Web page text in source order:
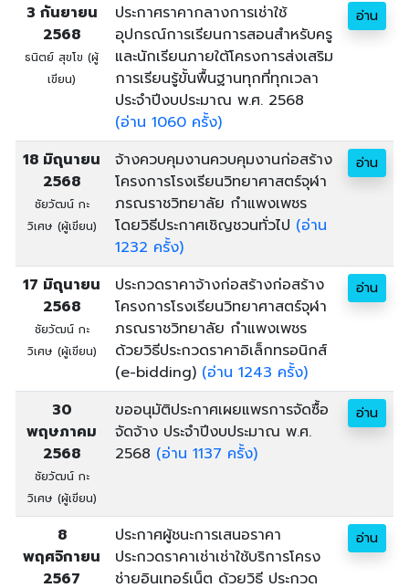
3 กันยายน
2568
ธนิตย์ สุขโข (ผู้
เขียน)
ประกาศราคากลางการเช่าใช้
อุปกรณ์การเรียนการสอนสำหรับครู
และนักเรียนภายใต้โครงการส่งเสริม
การเรียนรู้ขั้นพื้นฐานทุกที่ทุกเวลา
ประจำปีงบประมาณ พ.ศ. 2568
(อ่าน 1060 ครั้ง)
อ่าน
18 มิถุนายน
2568
ชัยวัฒน์ กะ
วิเศษ (ผู้เขียน)
จ้างควบคุมงานควบคุมงานก่อสร้าง
โครงการโรงเรียนวิทยาศาสตร์จุฬา
ภรณราชวิทยาลัย กำแพงเพชร
โดยวิธีประกาศเชิญชวนทั่วไป (อ่าน
1232 ครั้ง)
อ่าน
17 มิถุนายน
2568
ชัยวัฒน์ กะ
วิเศษ (ผู้เขียน)
ประกวดราคาจ้างก่อสร้างก่อสร้าง
โครงการโรงเรียนวิทยาศาสตร์จุฬา
ภรณราชวิทยาลัย กำแพงเพชร
ด้วยวิธีประกวดราคาอิเล็กทรอนิกส์
(e-bidding) (อ่าน 1243 ครั้ง)
อ่าน
30
พฤษภาคม
2568
ชัยวัฒน์ กะ
วิเศษ (ผู้เขียน)
ขออนุมัติประกาศเผยแพรการจัดซื้อ
จัดจ้าง ประจำปีงบประมาณ พ.ศ.
2568 (อ่าน 1137 ครั้ง)
อ่าน
8
พฤศจิกายน
2567
ประกาศผู้ชนะการเสนอราคา
ประกวดราคาเช่าเช่าใช้บริการโครง
ช่ายอินเทอร์เน็ต ด้วยวิธี ประกวด
อ่าน